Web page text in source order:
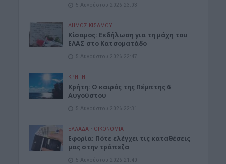
5 Αυγούστου 2026 23:03
ΔΉΜΟΣ ΚΙΣΆΜΟΥ
Κίσαμος: Εκδήλωση για τη μάχη του
ΕΛΑΣ στο Κατσοματάδο
5 Αυγούστου 2026 22:47
ΚΡΗΤΗ
Κρήτη: Ο καιρός της Πέμπτης 6
Αυγούστου
5 Αυγούστου 2026 22:31
ΕΛΛΑΔΑ • ΟΙΚΟΝΟΜΙΑ
Εφορία: Πότε ελέγχει τις καταθέσεις
μας στην τράπεζα
5 Αυγούστου 2026 21:40